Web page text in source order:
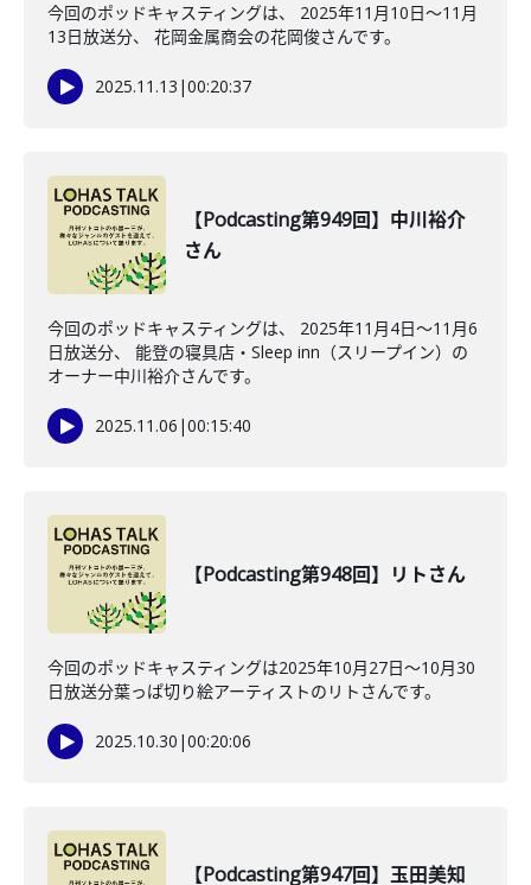
今回のポッドキャスティングは、 2025年11月10日〜11月
13日放送分、 花岡金属商会の花岡俊さんです。
2025.11.13 |00:20:37
【Podcasting第949回】中川裕介
さん
今回のポッドキャスティングは、 2025年11月4日〜11月6
日放送分、 能登の寝具店・Sleep inn（スリープイン）の
オーナー中川裕介さんです。
2025.11.06 |00:15:40
【Podcasting第948回】リトさん
今回のポッドキャスティングは2025年10月27日〜10月30
日放送分葉っぱ切り絵アーティストのリトさんです。
2025.10.30 |00:20:06
【Podcasting第947回】玉田美知